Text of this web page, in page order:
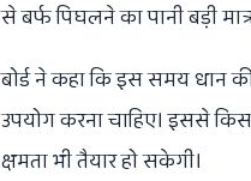
से बर्फ पिघलने का पानी बड़ी
बोर्ड ने कहा कि इस समय धान
उपयोग करना चाहिए। इससे
क्षमता भी तैयार हो सकेगी।